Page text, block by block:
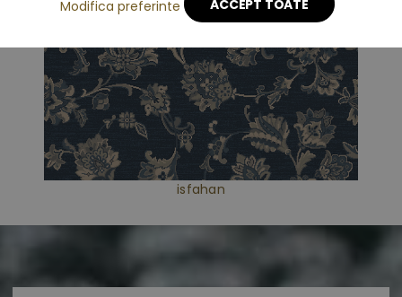
Modifica preferinte ACCEPT TOATE
isfahan